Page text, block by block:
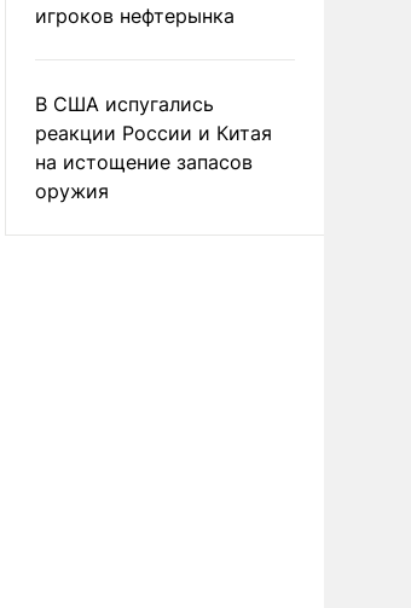
игроков нефтерынка
В США испугались
реакции России и Китая
на истощение запасов
оружия